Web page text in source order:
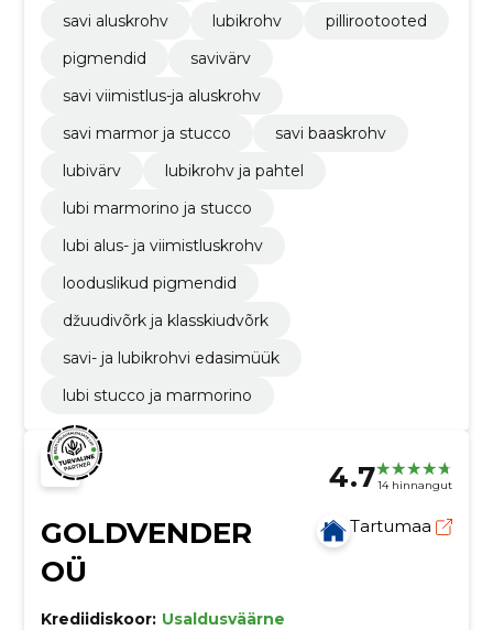
savi aluskrohv
lubikrohv
pillirootooted
pigmendid
savivärv
savi viimistlus-ja aluskrohv
savi marmor ja stucco
savi baaskrohv
lubivärv
lubikrohv ja pahtel
lubi marmorino ja stucco
lubi alus- ja viimistluskrohv
looduslikud pigmendid
džuudivõrk ja klasskiudvõrk
savi- ja lubikrohvi edasimüük
lubi stucco ja marmorino
4.714 hinnangut
GOLDVENDER
OÜ
Tartumaa
Krediidiskoor: Usaldusväärne